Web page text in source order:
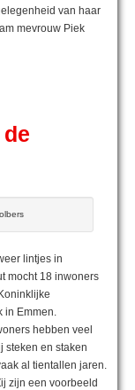
van haar
mevrouw Piek
lintjes in
mocht 18 inwoners
in Emmen.
hebben veel
steken en staken
al tientallen jaren.
zijn een voorbeeld